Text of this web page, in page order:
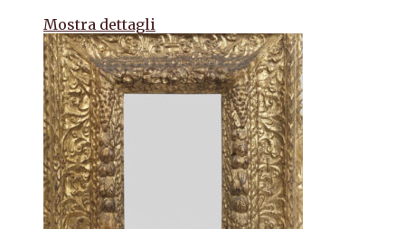
Mostra dettagli